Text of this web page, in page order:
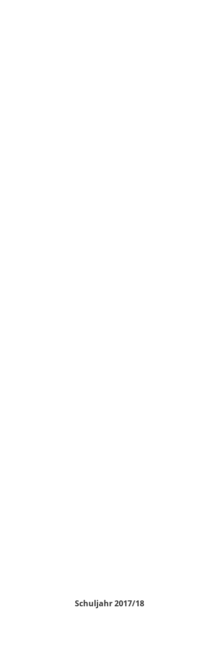
Schuljahr 2017/18